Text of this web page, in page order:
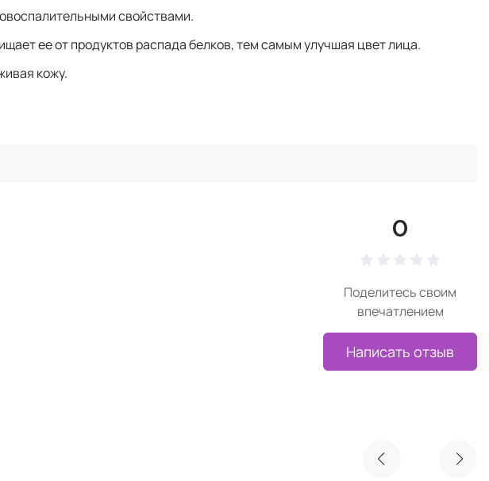
свойствами.
ее от продуктов распада белков, тем самым улучшая цвет лица.
кожу.
0
Поделитесь своим
впечатлением
Написать отзыв